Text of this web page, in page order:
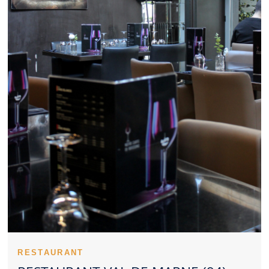
représente une option intéressante pour un déjeuner d’affaires.
Le positionnement tarifaire influence directement l’image d’un
Restaurant Val de Marne. La personnalité culinaire d’un
Restaurant Val de Marne repose souvent sur ses spécialités. Un
Restaurant Val de Marne inspire davantage confiance lorsqu’il
reste constant. Les retours d’expérience peuvent orienter
utilement vers un Restaurant Val de Marne. Un Restaurant Val
de Marne peut valoriser des recettes du terroir comme des
inspirations actuelles. Dans certains cas, réserver un
Restaurant Val de Marne devient presque indispensable. Un
Restaurant Val de Marne convivial peut répondre aux attentes
des familles. Pour un tête-à-tête, un Restaurant Val de Marne à
l’ambiance douce est idéal. La qualité perçue d’un Restaurant
Val de Marne passe aussi par l’apparence des recettes. Un
Restaurant Val de Marne propre rassure naturellement les
clients. L’expérience dans un Restaurant Val de Marne dépend
d’un ensemble cohérent de critères.
Un Restaurant Val de Marne peut rapidement devenir une table
recherchée. L’univers d’un Restaurant Val de Marne se
découvre dès les premières minutes. Un Restaurant Val de
Marne gagne en standing grâce à une équipe soignée. La
Marne. La mise en bouche d’un Restaurant Val de Marne
RESTAURANT